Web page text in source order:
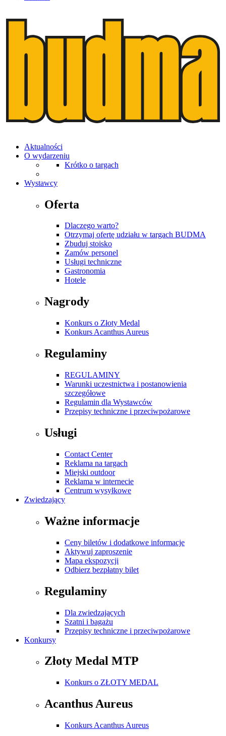
Aktualności
O wydarzeniu
Krótko o targach
Wystawcy
Oferta
Dlaczego warto?
Otrzymaj ofertę udziału w targach BUDMA
Zbuduj stoisko
Zamów personel
Usługi techniczne
Gastronomia
Hotele
Nagrody
Konkurs o Złoty Medal
Konkurs Acanthus Aureus
Regulaminy
REGULAMINY
Warunki uczestnictwa i postanowienia
szczegółowe
Regulamin dla Wystawców
Przepisy techniczne i przeciwpożarowe
Usługi
Contact Center
Reklama na targach
Miejski outdoor
Reklama w internecie
Centrum wysyłkowe
Zwiedzający
Ważne informacje
Ceny biletów i dodatkowe informacje
Aktywuj zaproszenie
Mapa ekspozycji
Odbierz bezpłatny bilet
Regulaminy
Dla zwiedzających
Szatni i bagażu
Przepisy techniczne i przeciwpożarowe
Konkursy
Złoty Medal MTP
Konkurs o ZŁOTY MEDAL
Acanthus Aureus
Konkurs Acanthus Aureus